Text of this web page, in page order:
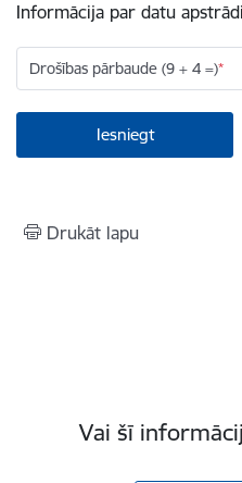
Informācija par datu
Drošības pārbaude (9 + 4 =)
Drukāt lapu
Vai šī